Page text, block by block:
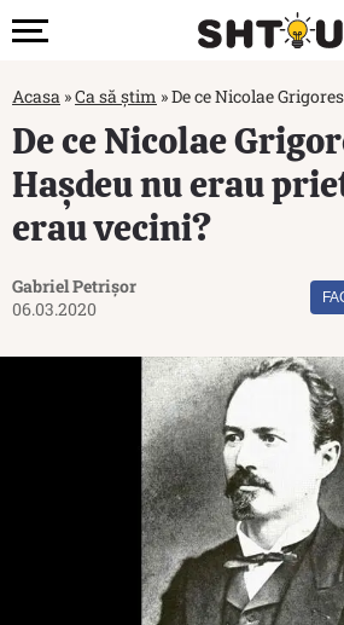
Acasa »Ca să știm »De ce Nicolae
De ce Nicolae
Hașdeu nu erau
erau vecini?
Gabriel Petrișor
06.03.2020